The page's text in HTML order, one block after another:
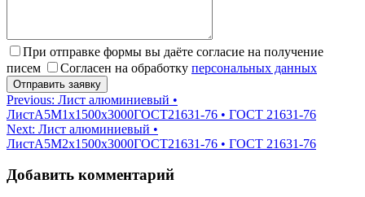
При отправке формы вы даёте согласие на получение
писем
Согласен на обработку персональных данных
Навигация
по
записям
Previous: Лист алюминиевый •
ЛистА5М1х1500х3000ГОСТ21631-76 • ГОСТ 21631-76
Next: Лист алюминиевый •
ЛистА5М2х1500х3000ГОСТ21631-76 • ГОСТ 21631-76
Добавить комментарий